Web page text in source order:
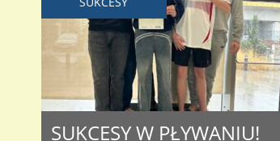
SUKCESY W PŁYWANIU!